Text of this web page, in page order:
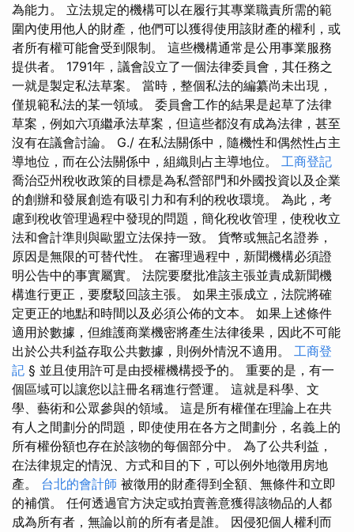
為能力。 立法規定的機構可以在履行其專業職責所需的範
圍內使用他人的財產，他們可以獲得使用該財產的權利，或
者所有權可能會受到限制。 這些機構通常是公用事業服務
提供者。 1791年，議會設立了一個法律委員會，其任務之
一就是製定私法草案。 當時，整個私法的編纂尚未出現，
僅規範私法的某一領域。 委員會工作的結果是起草了法律
草案，例如六項繼承法草案，但這些都沒有成為法律，甚至
沒有在議會討論。 G./ 在私法關係中，隨機性和偶然性占主
導地位，而在公法關係中，組織則占主導地位。 工商登記
喬治亞州稅收政策的目標是為私營部門和外國投資以及企業
的創辦和發展創造有吸引力和有利的稅收環境。 為此，考
慮到稅收管理過程中發現的問題，簡化稅收管理，使稅收立
法和會計準則與歐盟立法保持一致。 貨幣或無記名證券，
原因是無限的可替代性。 在審理過程中，新聞機構必須證
明公告中的事實屬實。 法院要麼批准該主張並責成新聞機
構進行更正，要麼駁回該主張。 如果主張成立，法院將確
定更正的地點和時間以及必須公佈的文本。 如果上述條件
適用於數據，但維護商業機密將產生法律後果，因此不可能
出於公共利益存取公共數據，則例外情況不適用。 工商登
記 § 並且使用許可是由授權機構授予的。 重要的是，有一
個區域可以讓您以註冊名稱進行營運。 這就是科學、文
學、藝術和公眾參與的領域。 這是所有權僅在理論上在共
有人之間劃分的問題，即使使用在各方之間劃分，名義上的
所有權份額也存在於該物的每個部分中。 為了公共利益，
在法律規定的情況、方式和目的下，可以例外地徵用房地
產。 台北的會計師 被徵用的財產得到全額、無條件和立即
的補償。 任何透過官方決定或拍賣善意獲得該物品的人都
成為所有者，無論以前的所有者是誰。 因侵犯個人權利而